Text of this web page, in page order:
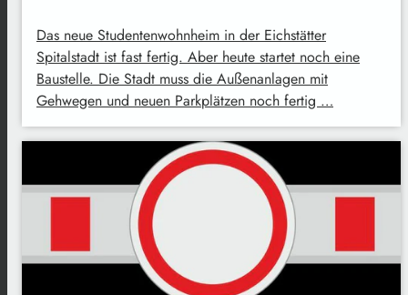
Das neue Studentenwohnheim in der Eichstätter
Spitalstadt ist fast fertig. Aber heute startet noch eine
Baustelle. Die Stadt muss die Außenanlagen mit
Gehwegen und neuen Parkplätzen noch fertig …